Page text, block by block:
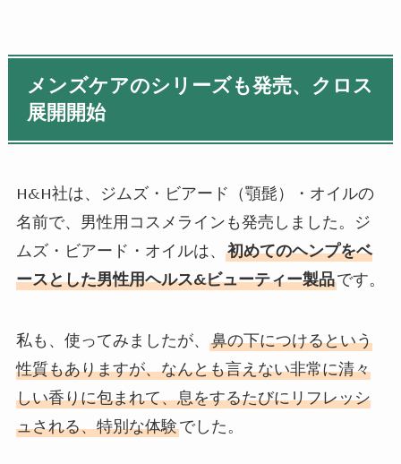
メンズケアのシリーズも発売、クロス
展開開始
H&H社は、ジムズ・ビアード（顎髭）・オイルの
名前で、男性用コスメラインも発売しました。ジ
ムズ・ビアード・オイルは、 初めてのヘンプをベ
ースとした男性用ヘルス&ビューティー製品です。
私も、使ってみましたが、 鼻の下につけるという
性質もありますが、なんとも言えない非常に清々
しい香りに包まれて、息をするたびにリフレッシ
ュされる、特別な体験でした。